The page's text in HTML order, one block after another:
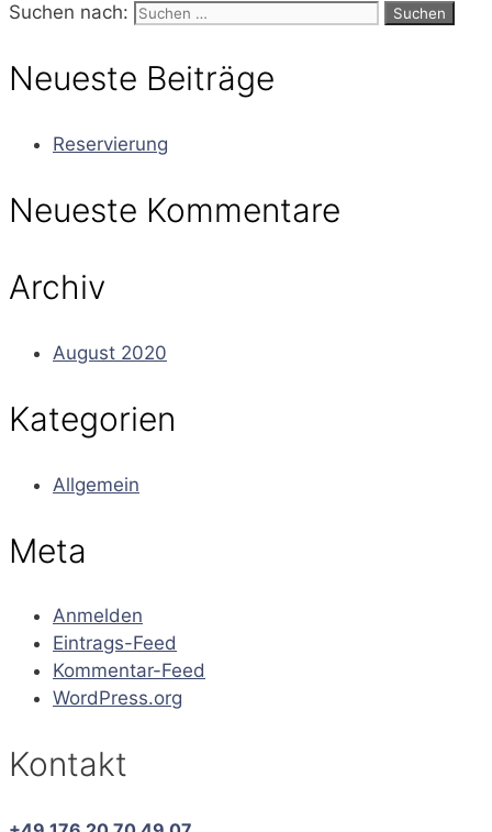
Suchen nach:
Neueste Beiträge
Reservierung
Neueste Kommentare
Archiv
August 2020
Kategorien
Allgemein
Meta
Anmelden
Eintrags-Feed
Kommentar-Feed
WordPress.org
Kontakt